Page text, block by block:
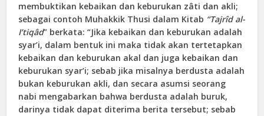
membuktikan kebaikan dan keburukan zâti dan akli;
sebagai contoh Muhakkik Thusi dalam Kitab “Tajrîd al-
I’tiqâd” berkata: “Jika kebaikan dan keburukan adalah
syar’i, dalam bentuk ini maka tidak akan tertetapkan
kebaikan dan keburukan akal dan juga kebaikan dan
keburukan syar’i; sebab jika misalnya berdusta adalah
bukan keburukan akli, dan secara asumsi seorang
nabi mengabarkan bahwa berdusta adalah buruk,
darinya tidak dapat diterima berita tersebut; sebab